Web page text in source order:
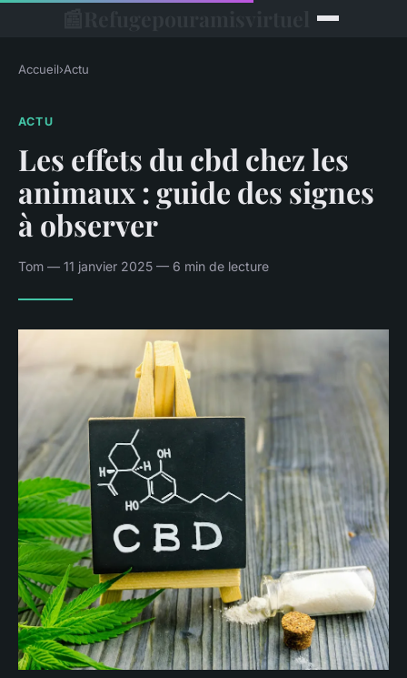
Accueil›Actu
ACTU
Les effets du cbd chez les
animaux : guide des signes
à observer
Tom — 11 janvier 2025 — 6 min de lecture